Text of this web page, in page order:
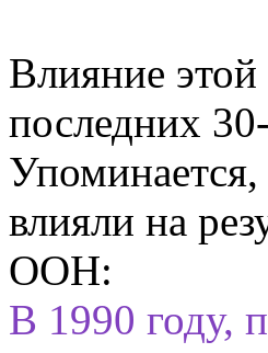
Влияние
последних
влияли на
ООН:
В 1990 году,